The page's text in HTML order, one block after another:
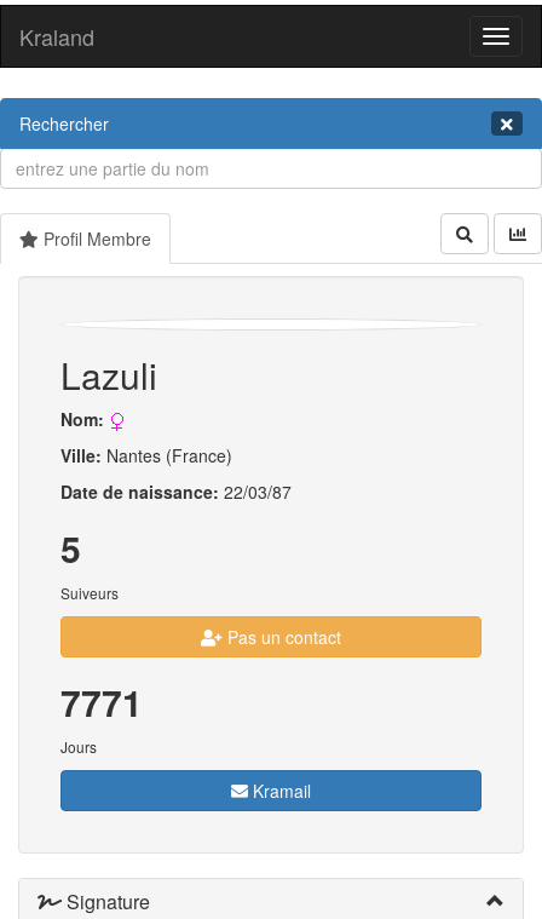
Kraland
Rechercher
Profil Membre
Lazuli
Nom:
Ville: Nantes (France)
Date de naissance: 22/03/87
5
Suiveurs
Pas un contact
7771
Jours
Kramail
Signature